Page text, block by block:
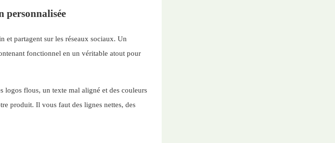
personnalisée
et partagent sur les réseaux sociaux. Un
fonctionnel en un véritable atout pour
logos flous, un texte mal aligné et des couleurs
produit. Il vous faut des lignes nettes, des